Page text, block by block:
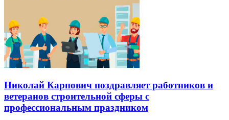
Николай Карпович поздравляет работников и
ветеранов строительной сферы с
профессиональным праздником